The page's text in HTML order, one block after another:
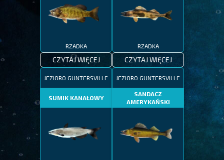
RZADKA
CZYTAJ WIĘCEJ
RZADKA
CZYTAJ WIĘCEJ
JEZIORO GUNTERSVILLE
SUMIK KANAŁOWY
JEZIORO GUNTERSVILLE
SANDACZ
AMERYKAŃSKI